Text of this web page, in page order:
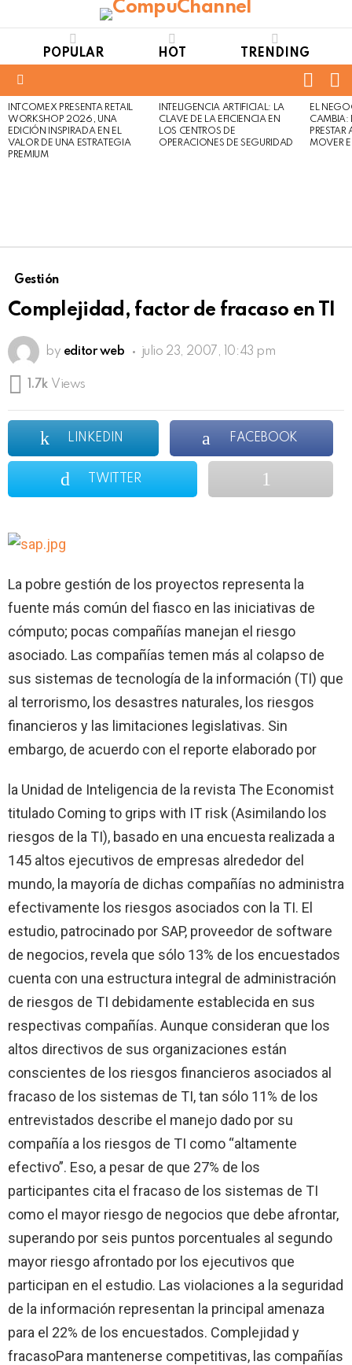
POPULAR HOT TRENDING
LATEST
STORIES
INTCOMEX PRESENTA RETAIL
WORKSHOP 2026, UNA
EDICIÓN INSPIRADA EN EL
VALOR DE UNA ESTRATEGIA
PREMIUM
INTELIGENCIA ARTIFICIAL: LA
CLAVE DE LA EFICIENCIA EN
LOS CENTROS DE
OPERACIONES DE SEGURIDAD
EL
CAMBIA:
MOVER
Gestión
Complejidad, factor de fracaso en TI
by editor web julio 23, 2007, 10:43 pm
1.7k Views
LINKEDIN FACEBOOK
TWITTER
La pobre gestión de los proyectos representa la
fuente más común del fiasco en las iniciativas de
cómputo; pocas compañías manejan el riesgo
asociado. Las compañías temen más al colapso de
sus sistemas de tecnología de la información (TI) que
al terrorismo, los desastres naturales, los riesgos
financieros y las limitaciones legislativas. Sin
embargo, de acuerdo con el reporte elaborado por
la Unidad de Inteligencia de la revista The Economist
titulado Coming to grips with IT risk (Asimilando los
riesgos de la TI), basado en una encuesta realizada a
145 altos ejecutivos de empresas alrededor del
mundo, la mayoría de dichas compañías no administra
efectivamente los riesgos asociados con la TI. El
estudio, patrocinado por SAP, proveedor de software
de negocios, revela que sólo 13% de los encuestados
cuenta con una estructura integral de administración
de riesgos de TI debidamente establecida en sus
respectivas compañías. Aunque consideran que los
altos directivos de sus organizaciones están
conscientes de los riesgos financieros asociados al
fracaso de los sistemas de TI, tan sólo 11% de los
entrevistados describe el manejo dado por su
compañía a los riesgos de TI como “altamente
efectivo”. Eso, a pesar de que 27% de los
participantes cita el fracaso de los sistemas de TI
como el mayor riesgo de negocios que debe afrontar,
superando por seis puntos porcentuales al segundo
mayor riesgo afrontado por los ejecutivos que
participan en el estudio. Las violaciones a la seguridad
de la información representan la principal amenaza
para el 22% de los encuestados. Complejidad y
fracasoPara mantenerse competitivas, las compañías